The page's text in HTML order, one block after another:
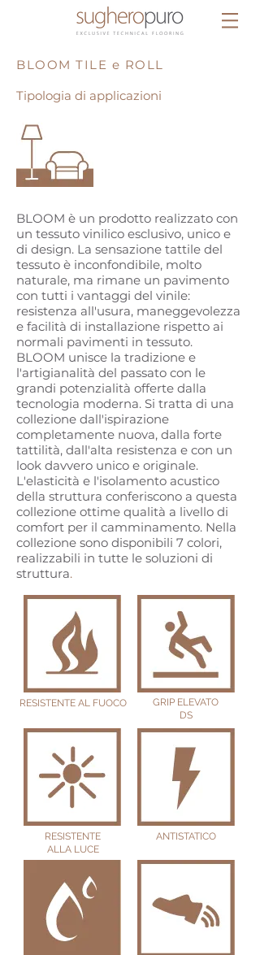
BLOOM TILE e ROLL
Tipologia di applicazioni
BLOOM è un prodotto realizzato con
un tessuto vinilico esclusivo, unico e
di design. La sensazione tattile del
tessuto è inconfondibile, molto
naturale, ma rimane un pavimento
con tutti i vantaggi del vinile:
resistenza all'usura, maneggevolezza
e facilità di installazione rispetto ai
normali pavimenti in tessuto.
BLOOM unisce la tradizione e
l'artigianalità del passato con le
grandi potenzialità offerte dalla
tecnologia moderna. Si tratta di una
collezione dall'ispirazione
completamente nuova, dalla forte
tattilità, dall'alta resistenza e con un
look davvero unico e originale.
L'elasticità e l'isolamento acustico
della struttura conferiscono a questa
collezione ottime qualità a livello di
comfort per il camminamento. Nella
collezione sono disponibili 7 colori,
realizzabili in tutte le soluzioni di
struttura.
RESISTENTE AL FUOCO
GRIP ELEVATO
DS
RESISTENTE
ALLA LUCE
ANTISTATICO